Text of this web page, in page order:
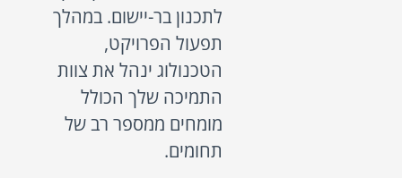
לתכנון בר-יישום. במהלך
תפעול הפרויקט,
הטכנולוג ינהל את צוות
התמיכה שלך הכולל
מומחים ממספר רב של
תחומים.